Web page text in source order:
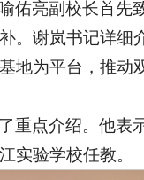
佑亮副校长首先
。谢岚书记详细
地为平台，推动
重点介绍。他表
实验学校任教。